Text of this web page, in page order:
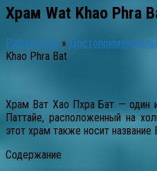
Храм Wat Khao Phra
Pattaya-City »
Khao Phra Bat
Храм Ват Хао Пхра Бат — один
Паттайе, расположенный на
этот храм также носит
Содержание